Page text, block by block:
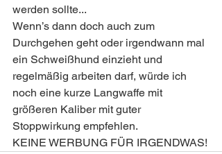
werden sollte...
Wenn’s dann doch auch zum
Durchgehen geht oder irgendwann mal
ein Schweißhund einzieht und
regelmäßig arbeiten darf, würde ich
noch eine kurze Langwaffe mit
größeren Kaliber mit guter
Stoppwirkung empfehlen.
KEINE WERBUNG FÜR IRGENDWAS!